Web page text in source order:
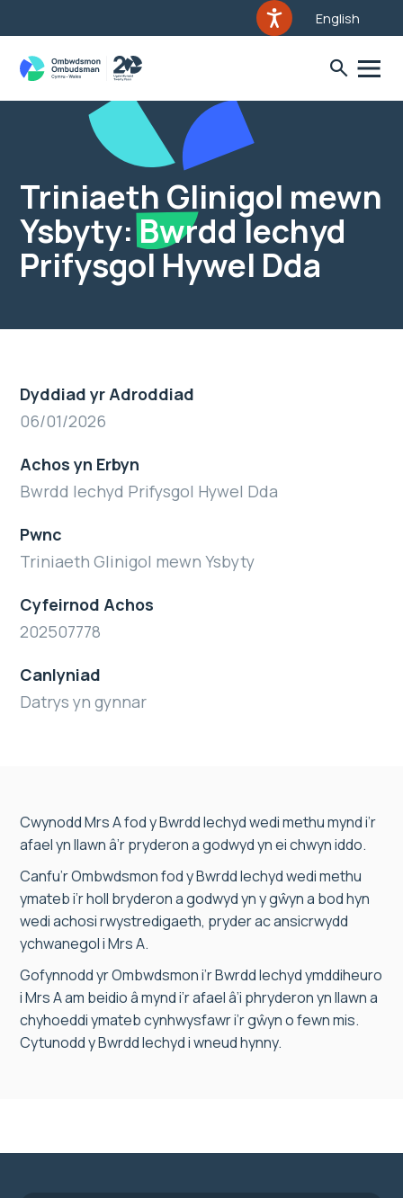
English
Triniaeth Glinigol mewn
Ysbyty: Bwrdd Iechyd
Prifysgol Hywel Dda
Dyddiad yr Adroddiad
06/01/2026
Achos yn Erbyn
Bwrdd Iechyd Prifysgol Hywel Dda
Pwnc
Triniaeth Glinigol mewn Ysbyty
Cyfeirnod Achos
202507778
Canlyniad
Datrys yn gynnar
Cwynodd Mrs A fod y Bwrdd Iechyd wedi methu mynd i’r
afael yn llawn â’r pryderon a godwyd yn ei chwyn iddo.
Canfu’r Ombwdsmon fod y Bwrdd Iechyd wedi methu
ymateb i’r holl bryderon a godwyd yn y gŵyn a bod hyn
wedi achosi rwystredigaeth, pryder ac ansicrwydd
ychwanegol i Mrs A.
Gofynnodd yr Ombwdsmon i’r Bwrdd Iechyd ymddiheuro
i Mrs A am beidio â mynd i’r afael â’i phryderon yn llawn a
chyhoeddi ymateb cynhwysfawr i’r gŵyn o fewn mis.
Cytunodd y Bwrdd Iechyd i wneud hynny.